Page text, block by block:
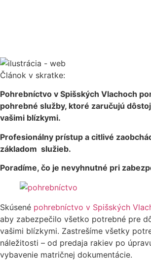
Článok v skratke:
Pohrebníctvo v Spišských Vlachoch
pohrebné služby, ktoré zaručujú
vašimi blízkymi.
Profesionálny prístup a citlivé
základom služieb.
Poradíme, čo je nevyhnutné pri
Skúsené pohrebníctvo v Spišských
aby zabezpečilo všetko potrebné pre
vašimi blízkymi. Zastrešíme všetky
náležitosti – od predaja rakiev po
vybavenie matričnej dokumentácie.